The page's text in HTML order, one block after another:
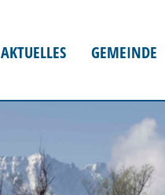
AKTUELLES GEMEINDE